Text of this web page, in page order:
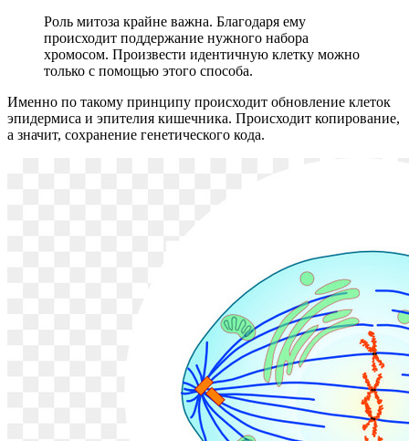
Роль митоза крайне важна. Благодаря ему
происходит поддержание нужного набора
хромосом. Произвести идентичную клетку можно
только с помощью этого способа.
Именно по такому принципу происходит обновление клеток
эпидермиса и эпителия кишечника. Происходит копирование,
а значит, сохранение генетического кода.